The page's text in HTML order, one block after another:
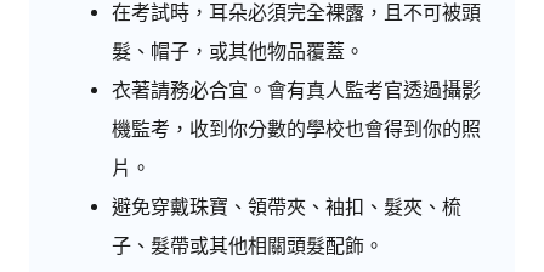
在考試時，耳朵必須完全裸露，且不可被頭
髮、帽子，或其他物品覆蓋。
衣著請務必合宜。會有真人監考官透過攝影
機監考，收到你分數的學校也會得到你的照
片。
避免穿戴珠寶、領帶夾、袖扣、髮夾、梳
子、髮帶或其他相關頭髮配飾。